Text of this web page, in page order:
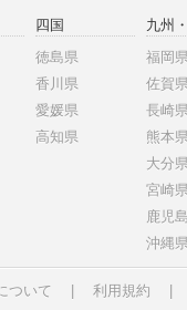
四国
徳島県
香川県
愛媛県
高知県
九州
福岡県
佐賀県
長崎県
熊本県
大分県
宮崎県
鹿児
沖縄県
ついて 利用規約